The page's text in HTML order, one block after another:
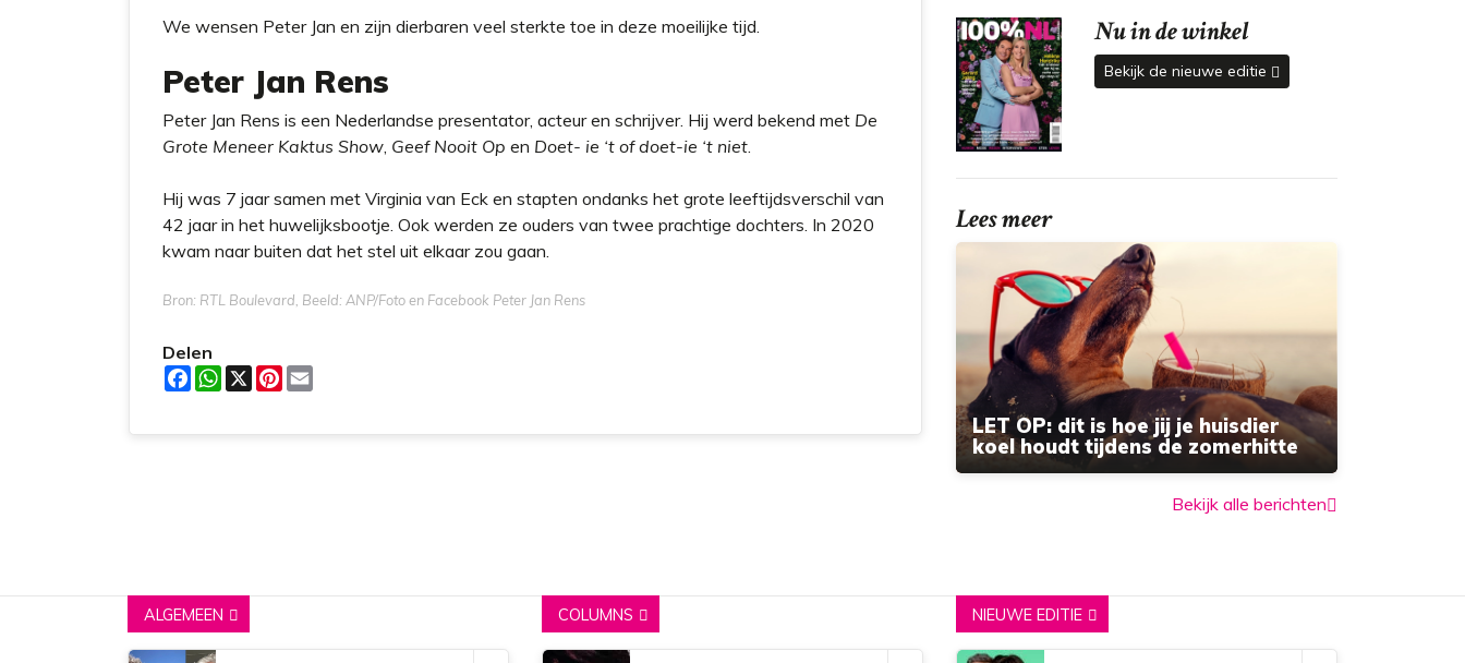
We wensen Peter Jan en zijn dierbaren veel sterkte toe in deze moeilijke tijd.
Peter Jan Rens
Peter Jan Rens is een Nederlandse presentator, acteur en schrijver. Hij werd bekend met De
Grote Meneer Kaktus Show, Geef Nooit Op en Doet- ie ‘t of doet-ie ‘t niet.
Hij was 7 jaar samen met Virginia van Eck en stapten ondanks het grote leeftijdsverschil van
42 jaar in het huwelijksbootje. Ook werden ze ouders van twee prachtige dochters. In 2020
kwam naar buiten dat het stel uit elkaar zou gaan.
Bron: RTL Boulevard, Beeld: ANP/Foto en Facebook Peter Jan Rens
Delen
F
a
W
h
X
P
Nu in de winkel
Bekijk de nieuwe editie
Lees meer
LET OP: dit is hoe jij je huisdier
koel houdt tijdens de zomerhitte
Bekijk alle berichten
ALGEMEEN COLUMNS NIEUWE EDITIE